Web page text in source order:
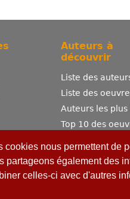
nous permettent de
également des
celles-ci avec d'autres
Auteurs à
découvrir
Liste des
Liste des
Auteurs les plus
Top 10 des